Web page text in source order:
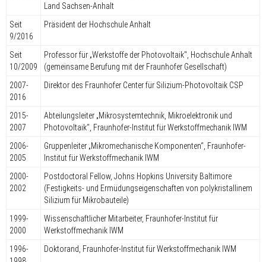
Land Sachsen-Anhalt
Seit
9/2016
Präsident der Hochschule Anhalt
Seit
10/2009
Professor für „Werkstoffe der Photovoltaik", Hochschule Anhalt
(gemeinsame Berufung mit der Fraunhofer Gesellschaft)
2007-
2016
Direktor des Fraunhofer Center für Silizium-Photovoltaik CSP
2015-
2007
Abteilungsleiter „Mikrosystemtechnik, Mikroelektronik und
Photovoltaik“, Fraunhofer-Institut für Werkstoffmechanik IWM
2006-
2005
Gruppenleiter „Mikromechanische Komponenten“, Fraunhofer-
Institut für Werkstoffmechanik IWM
2000-
2002
Postdoctoral Fellow, Johns Hopkins University Baltimore
(Festigkeits- und Ermüdungseigenschaften von polykristallinem
Silizium für Mikrobauteile)
1999-
2000
Wissenschaftlicher Mitarbeiter, Fraunhofer-Institut für
Werkstoffmechanik IWM
1996-
Doktorand, Fraunhofer-Institut für Werkstoffmechanik IWM